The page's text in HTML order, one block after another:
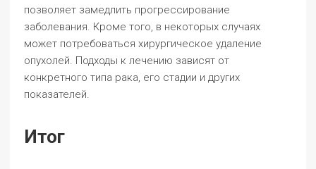
позволяет замедлить прогрессирование
заболевания. Кроме того, в некоторых случаях
может потребоваться хирургическое удаление
опухолей. Подходы к лечению зависят от
конкретного типа рака, его стадии и других
показателей.
Итог